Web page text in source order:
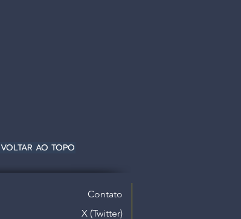
VOLTAR AO TOPO
Contato
X (Twitter)